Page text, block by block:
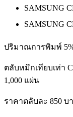
SAMSUNG
SAMSUNG
ปริมาณการพิมพ์
ตลับหมึกเทียบเท่า
1,000 แผ่น
ราคาตลับละ 850 บ